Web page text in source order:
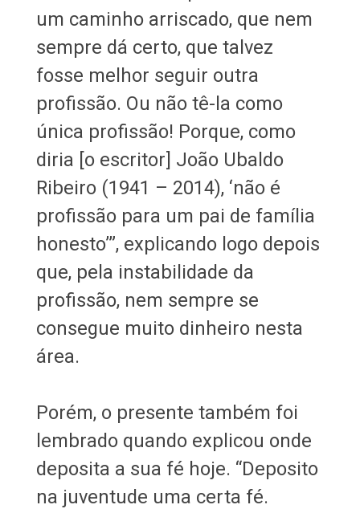
um caminho arriscado, que nem
sempre dá certo, que talvez
fosse melhor seguir outra
profissão. Ou não tê-la como
única profissão! Porque, como
diria [o escritor] João Ubaldo
Ribeiro (1941 – 2014), ‘não é
profissão para um pai de família
honesto’”, explicando logo depois
que, pela instabilidade da
profissão, nem sempre se
consegue muito dinheiro nesta
área.
Porém, o presente também foi
lembrado quando explicou onde
deposita a sua fé hoje. “Deposito
na juventude uma certa fé.